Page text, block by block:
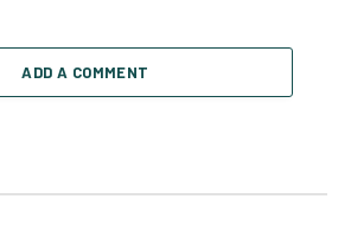
ADD A COMMENT